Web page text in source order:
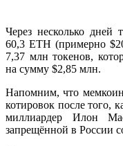
Через несколько дней
60,3 ETH (примерно
7,37 млн токенов,
на сумму $2,85 млн.
Напомним, что мемкоин
котировок после того,
миллиардер Илон
запрещённой в России